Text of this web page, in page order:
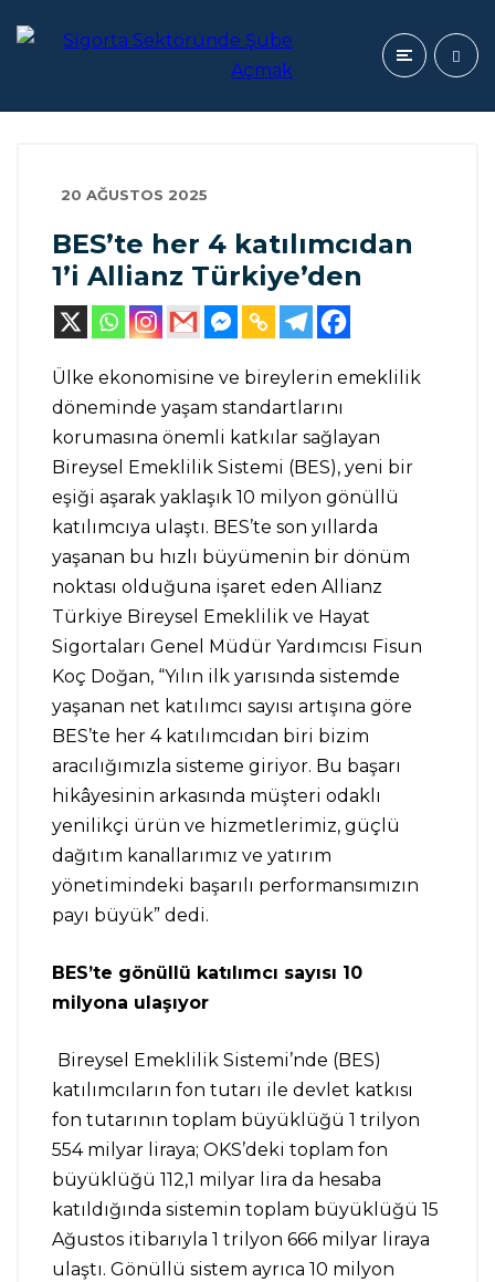
20 AĞUSTOS 2025
BES’te her 4 katılımcıdan
1’i Allianz Türkiye’den
Ülke ekonomisine ve bireylerin emeklilik
döneminde yaşam standartlarını
korumasına önemli katkılar sağlayan
Bireysel Emeklilik Sistemi (BES), yeni bir
eşiği aşarak yaklaşık 10 milyon gönüllü
katılımcıya ulaştı. BES’te son yıllarda
yaşanan bu hızlı büyümenin bir dönüm
noktası olduğuna işaret eden Allianz
Türkiye Bireysel Emeklilik ve Hayat
Sigortaları Genel Müdür Yardımcısı Fisun
Koç Doğan, “Yılın ilk yarısında sistemde
yaşanan net katılımcı sayısı artışına göre
BES’te her 4 katılımcıdan biri bizim
aracılığımızla sisteme giriyor. Bu başarı
hikâyesinin arkasında müşteri odaklı
yenilikçi ürün ve hizmetlerimiz, güçlü
dağıtım kanallarımız ve yatırım
yönetimindeki başarılı performansımızın
payı büyük” dedi.
BES’te gönüllü katılımcı sayısı 10
milyona ulaşıyor
Bireysel Emeklilik Sistemi’nde (BES)
katılımcıların fon tutarı ile devlet katkısı
fon tutarının toplam büyüklüğü 1 trilyon
554 milyar liraya; OKS’deki toplam fon
büyüklüğü 112,1 milyar lira da hesaba
katıldığında sistemin toplam büyüklüğü 15
Ağustos itibarıyla 1 trilyon 666 milyar liraya
ulaştı. Gönüllü sistem ayrıca 10 milyon